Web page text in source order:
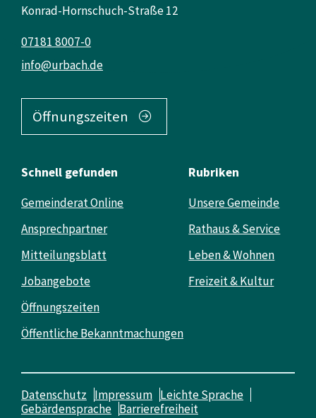
Konrad-Hornschuch-Straße 12
info@urbach.de
07181 8007-0
Öffnungszeiten
Schnell gefunden
Gemeinderat Online
Ansprechpartner
Mitteilungsblatt
Jobangebote
Öffnungszeiten
Öffentliche Bekanntmachungen
Rubriken
Unsere Gemeinde
Rathaus & Service
Leben & Wohnen
Freizeit & Kultur
Datenschutz Impressum Leichte Sprache
Gebärdensprache Barrierefreiheit